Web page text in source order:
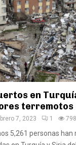
en
terremotos
7, 2023 1 798
5,261 personas han